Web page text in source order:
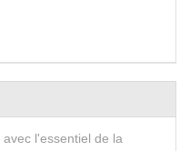
l'essentiel de la